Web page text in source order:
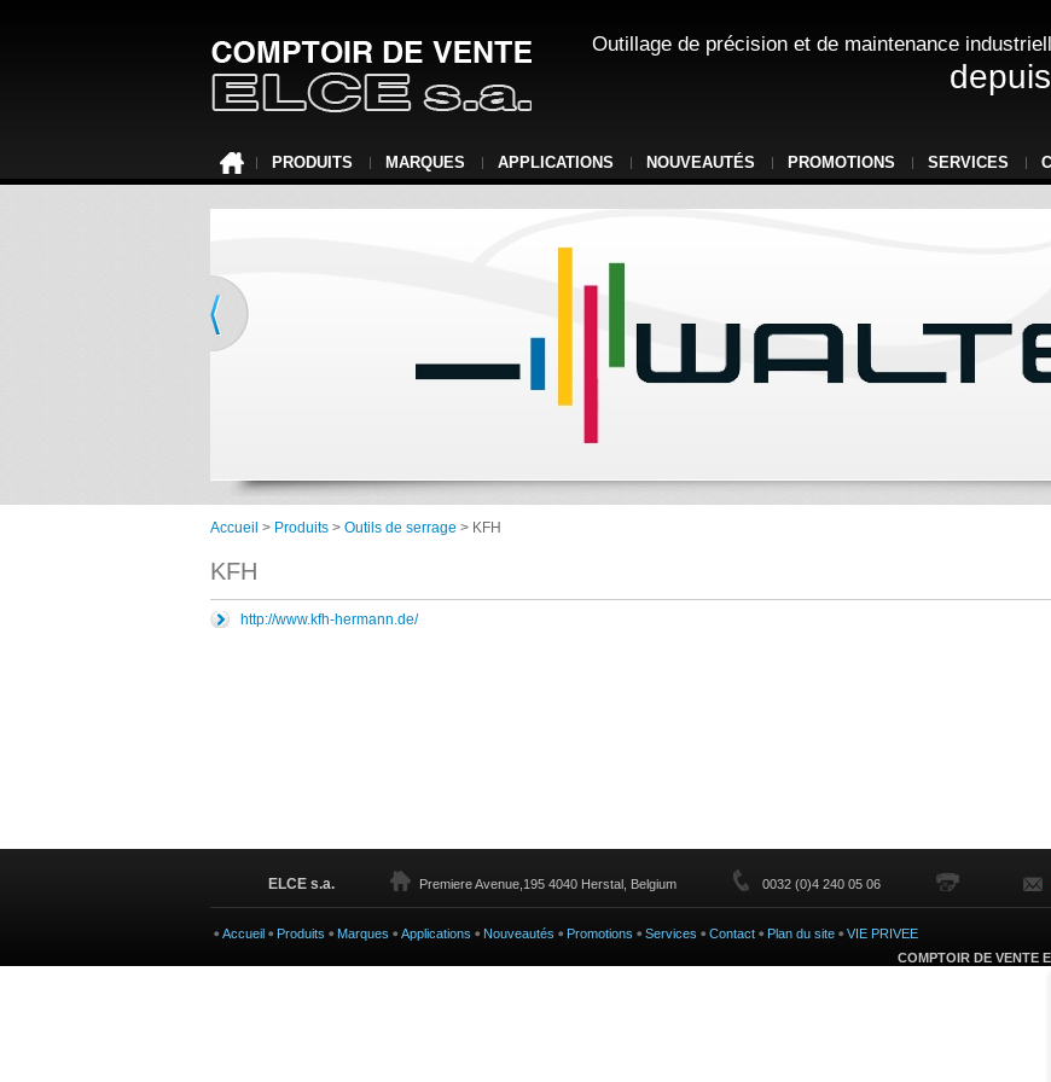
Outillage de précision et de maintenance
PRODUITS MARQUES APPLICATIONS NOUVEAUTÉS PROMOTIONS SERVICES
Accueil > Produits > Outils de serrage > KFH
KFH
http://www.kfh-hermann.de/
ELCE s.a. Premiere Avenue,195 4040 Herstal, Belgium 0032 (0)4 240 05 06
Accueil Produits Marques Applications Nouveautés Promotions Services Contact Plan du site
VIE PRIVEE
COMPTOIR DE VENTE